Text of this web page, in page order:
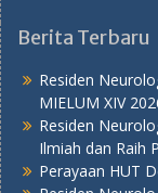
Berita Terbaru
Residen
MIELUM XIV
Residen
Ilmiah dan Raih
Perayaan HUT